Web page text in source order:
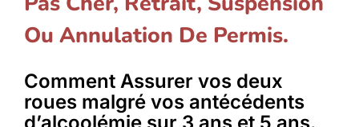
Ou Annulation De Permis.
Comment Assurer vos deux
roues malgré vos antécédents